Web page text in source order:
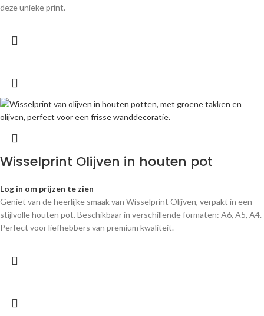
deze unieke print.
Wisselprint Olijven in houten pot
Log in om prijzen te zien
Geniet van de heerlijke smaak van Wisselprint Olijven, verpakt in een
stijlvolle houten pot. Beschikbaar in verschillende formaten: A6, A5, A4.
Perfect voor liefhebbers van premium kwaliteit.